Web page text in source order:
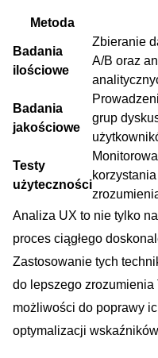
Metoda
Badania
ilościowe
Zbieranie
A/B oraz
Badania
jakościowe
grup
Testy ​
użyteczności
Analiza UX to nie tylko‌
proces ciągłego
Zastosowanie ⁣tych
do lepszego
możliwości do poprawy⁢
optymalizacji